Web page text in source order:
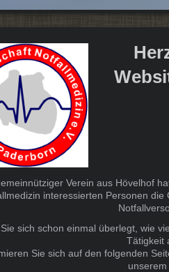
Verein aus Hövelhof
interessierten Personen
sich schon einmal überlegt, wie
Tätigkeit
Sie sich auf den folgenden
unserem